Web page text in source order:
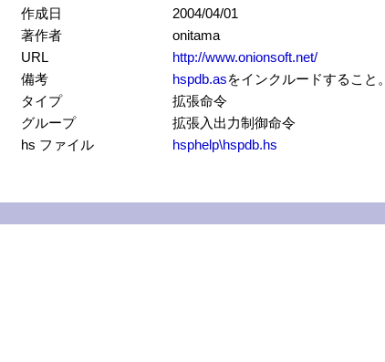
作成日
2004/04/01
著作者
onitama
URL
http://www.onionsoft.net/
備考
hspdb.asをインクルードすること。
タイプ
拡張命令
グループ
拡張入出力制御命令
hs ファイル
hsphelp\hspdb.hs